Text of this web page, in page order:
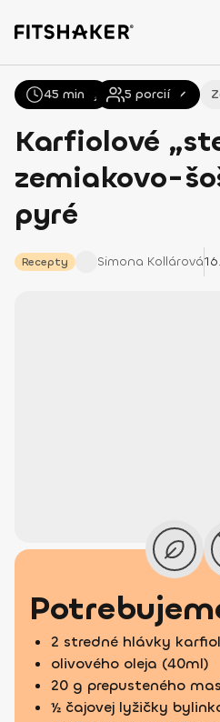
Všetky Recepty
Karfiolové
zemiakovo-
pyré
Recepty Simona Kollárová
45 min 5 porcií
2 stredné hlávky
olivového oleja (40ml)
20 g prepusteného
½ čajovej lyžičky